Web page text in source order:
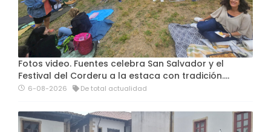
Fotos video. Fuentes celebra San Salvador y el
Festival del Corderu a la estaca con tradición....
6-08-2026 De total actualidad